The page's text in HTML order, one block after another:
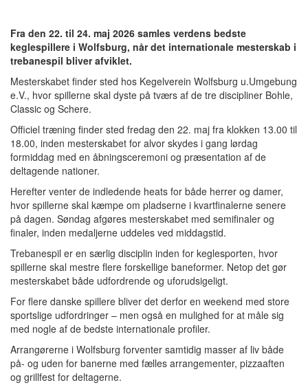
Fra den 22. til 24. maj 2026 samles verdens bedste
keglespillere i Wolfsburg, når det internationale mesterskab i
trebanespil bliver afviklet.
Mesterskabet finder sted hos Kegelverein Wolfsburg u.Umgebung
e.V., hvor spillerne skal dyste på tværs af de tre discipliner Bohle,
Classic og Schere.
Officiel træning finder sted fredag den 22. maj fra klokken 13.00 til
18.00, inden mesterskabet for alvor skydes i gang lørdag
formiddag med en åbningsceremoni og præsentation af de
deltagende nationer.
Herefter venter de indledende heats for både herrer og damer,
hvor spillerne skal kæmpe om pladserne i kvartfinalerne senere
på dagen. Søndag afgøres mesterskabet med semifinaler og
finaler, inden medaljerne uddeles ved middagstid.
Trebanespil er en særlig disciplin inden for keglesporten, hvor
spillerne skal mestre flere forskellige baneformer. Netop det gør
mesterskabet både udfordrende og uforudsigeligt.
For flere danske spillere bliver det derfor en weekend med store
sportslige udfordringer – men også en mulighed for at måle sig
med nogle af de bedste internationale profiler.
Arrangørerne i Wolfsburg forventer samtidig masser af liv både
på- og uden for banerne med fælles arrangementer, pizzaaften
og grillfest for deltagerne.